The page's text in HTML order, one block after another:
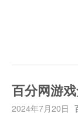
百分网游
2024年7月20日